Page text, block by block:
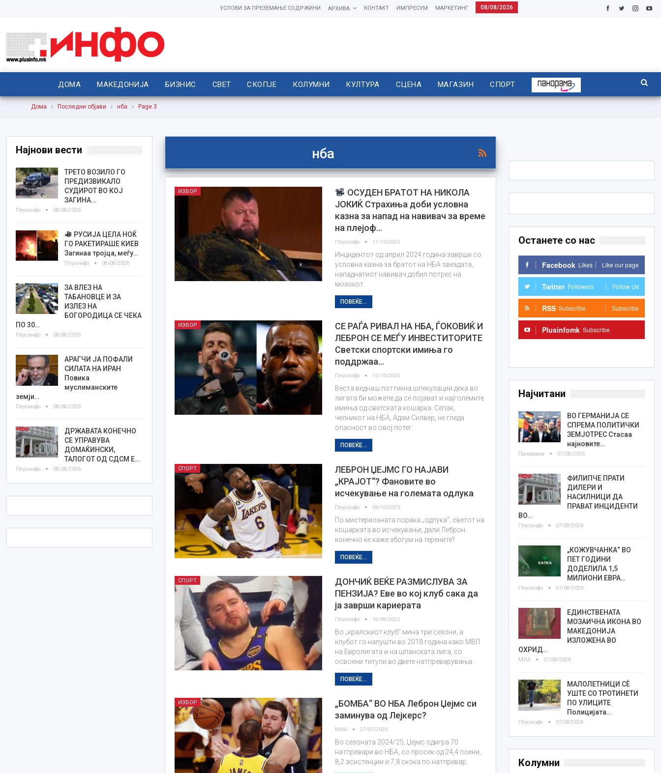
08/08/2026
МАРКЕТИНГ
ИМПРЕСУМ
КОНТАКТ
АРХИВА
УСЛОВИ ЗА ПРЕЗЕМАЊЕ СОДРЖИНИ
ДОМА МАКЕДОНИЈА БИЗНИС СВЕТ СКОПЈЕ КОЛУМНИ КУЛТУРА СЦЕНА МАГАЗИН СПОРТ
Дома Последни објави нба Page 3
нба
ИЗБОР
ОСУДЕН БРАТОТ НА НИКОЛА
ЈОКИЌ Страхиња доби условна
казна за напад на навивач за време
на плејоф…
Плусинфо 11/10/2025
Инцидентот од април 2024 година заврши со
условна казна за братот на НБА ѕвездата,
нападнатиот навивач добил потрес на
мозокот.
ПОВЕЌЕ...
ИЗБОР
СЕ РАЃА РИВАЛ НА НБА, ЃОКОВИЌ И
ЛЕБРОН СЕ МЕЃУ ИНВЕСТИТОРИТЕ
Светски спортски имиња го
поддржаа…
Плусинфо 10/10/2025
Веста веднаш поттикна шпекулации дека во
лигата би можеле да се појават и најголемите
имиња од светската кошарка. Сепак,
челникот на НБА, Адам Силвер, не гледа
опасност во овој потег.
ПОВЕЌЕ...
СПОРТ
ЛЕБРОН ЏЕЈМС ГО НАЈАВИ
„КРАЈОТ“? Фановите во
исчекување на големата одлука
Плусинфо 06/10/2025
По мистериозната порака „одлука“, светот на
кошарката во исчекување, дали Леброн
конечно ќе каже збогум на терените?
ПОВЕЌЕ...
СПОРТ
ДОНЧИЌ ВЕЌЕ РАЗМИСЛУВА ЗА
ПЕНЗИЈА? Еве во кој клуб сака да
ја заврши кариерата
Плусинфо 19/09/2025
Во „кралскиот клуб“ мина три сезони, а
клубот го напушти во 2018 година како МВП
на Евролигата и на шпанската лига, со
освоени титули во двете натпреварувања.
ПОВЕЌЕ...
ИЗБОР
„БОМБА“ ВО НБА Леброн Џејмс си
заминува од Лејкерс?
МИА 27/07/2025
Во сезоната 2024/25, Џејмс одигра 70
натпревари во НБА, со просек од 24,4 поени,
8,2 асистенции и 7,8 скока по натпревар.
Останете со нас
Facebook Likes Like our page
Twitter Followers Follow Us
RSS Subscribe Subscribe
Plusinfomk Subscribe
Најчитани
ВО ГЕРМАНИЈА СЕ
СПРЕМА ПОЛИТИЧКИ
ЗЕМЈОТРЕС Стасаа
најновите…
Панорама 07/08/2026
ФИЛИПЧЕ ПРАТИ
ДИЛЕРИ И
НАСИЛНИЦИ ДА
ПРАВАТ ИНЦИДЕНТИ
ВО…
Плусинфо 07/08/2026
„КОЖУВЧАНКА“ ВО
ПЕТ ГОДИНИ
ДОДЕЛИЛА 1,5
МИЛИОНИ ЕВРА…
Плусинфо 07/08/2026
ЕДИНСТВЕНАТА
МОЗАИЧНА ИКОНА ВО
МАКЕДОНИЈА
ИЗЛОЖЕНА ВО
ОХРИД…
МИА 07/08/2026
МАЛОЛЕТНИЦИ СÈ
УШТЕ СО ТРОТИНЕТИ
ПО УЛИЦИТЕ
Полицијата…
Плусинфо 07/08/2026
Колумни
Најнови вести
ТРЕТО ВОЗИЛО ГО
ПРЕДИЗВИКАЛО
СУДИРОТ ВО КОЈ
ЗАГИНА…
Плусинфо 08/08/2026
РУСИЈА ЦЕЛА НОЌ
ГО РАКЕТИРАШЕ КИЕВ
Загинаа тројца, меѓу…
Плусинфо 08/08/2026
ЗА ВЛЕЗ НА
ТАБАНОВЦЕ И ЗА
ИЗЛЕЗ НА
БОГОРОДИЦА СЕ ЧЕКА
ПО 30…
Плусинфо 08/08/2026
АРАГЧИ ЈА ПОФАЛИ
СИЛАТА НА ИРАН
Повика
муслиманските
земји…
Плусинфо 08/08/2026
ДРЖАВАТА КОНЕЧНО
СЕ УПРАВУВА
ДОМАЌИНСКИ,
ТАЛОГОТ ОД СДСМ Е…
Плусинфо 08/08/2026